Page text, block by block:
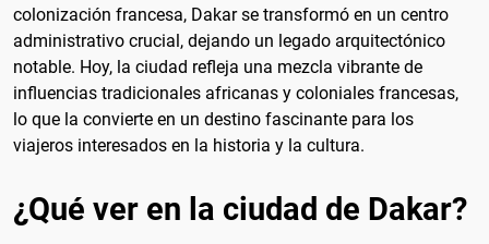
colonización francesa, Dakar se transformó en un centro
administrativo crucial, dejando un legado arquitectónico
notable. Hoy, la ciudad refleja una mezcla vibrante de
influencias tradicionales africanas y coloniales francesas,
lo que la convierte en un destino fascinante para los
viajeros interesados en la historia y la cultura.
¿Qué ver en la ciudad de Dakar?